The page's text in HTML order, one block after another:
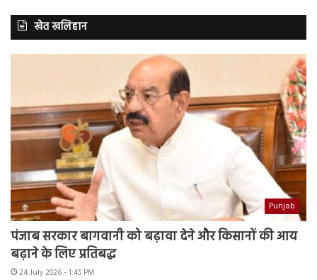
खेत खलिहान
Punjab
पंजाब सरकार बागवानी को बढ़ावा देने और किसानों की आय
बढ़ाने के लिए प्रतिबद्ध
24 July 2026 - 1:45 PM